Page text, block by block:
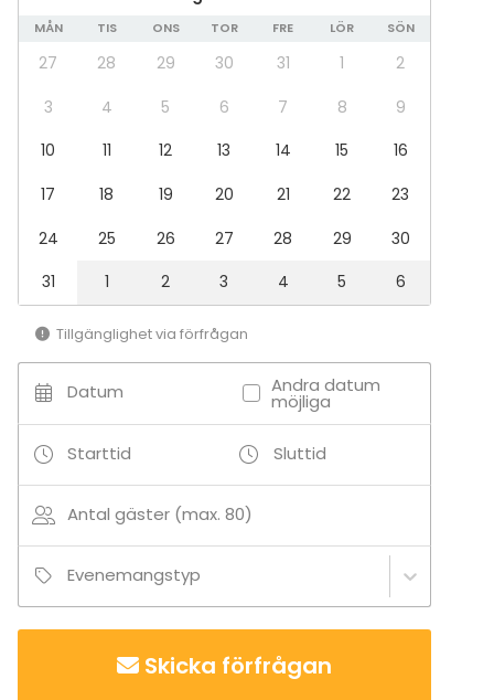
Bröllop
Middag / Lunch
Konferens
Företagsevent
Företagsfest
Lokal
Anpassningsbar lokal
Konferenslokal
Styrelserum
Konferenscenter
Tilläggsuppgifter om tjänster och faciliteter
Extra kostnad för utrustning utöver standard
tillkommer.
(standard teknik: projektorer i alla rum, wifi och
ljudsystem, ej mikrofoner/myggor)
Vi erbjuder en rad inspirerande aktiviteter som stärker
teamet och fyller mötet med ny energi. Allt från att
lösa kluriga mysterier med Sherlock Holmes till
MÅN TIS ONS TOR FRE LÖR SÖN
27 28 29 30 31 1
2
3
4 5 6 7 8
9
10
11 12 13 14 15
16
17
18 19 20 21 22
23
24
25 26 27 28 29
30
31
1 2 3 4 5 6
Tillgänglighet via förfrågan
Datum Andra datum
möjliga
Starttid Sluttid
Antal gäster (max. 80)
Evenemangstyp
Skicka förfrågan